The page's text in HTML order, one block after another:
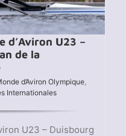
d’Aviron U23 –
de la
d’Aviron Olympique,
Internationales
U23 – Duisbourg